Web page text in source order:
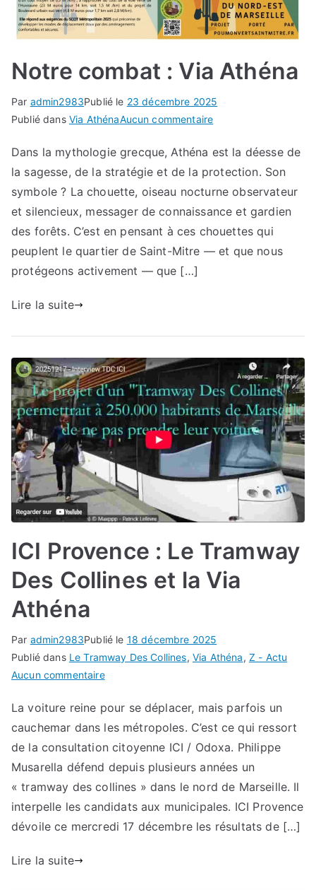
Notre combat : Via Athéna
Par admin2983Publié le 23 décembre 2025
Publié dans Via AthénaAucun commentairesur
combat
:
Via
Athéna
Dans la mythologie grecque, Athéna est la déesse de
la sagesse, de la stratégie et de la protection. Son
symbole ? La chouette, oiseau nocturne observateur
et silencieux, messager de connaissance et gardien
des forêts. C’est en pensant à ces chouettes qui
peuplent le quartier de Saint-Mitre — et que nous
protégeons activement — que […]
Lire la suite
ICI Provence : Le Tramway
Des Collines et la Via
Athéna
Par admin2983Publié le 18 décembre 2025
Publié dans Le Tramway Des Collines, Via Athéna, Z - Actu
Aucun commentairesur
Provence
:
Le
Tramway
Des
et
la
La voiture reine pour se déplacer, mais parfois un
cauchemar dans les métropoles. C’est ce qui ressort
de la consultation citoyenne ICI / Odoxa. Philippe
Musarella défend depuis plusieurs années un
« tramway des collines » dans le nord de Marseille. Il
interpelle les candidats aux municipales. ICI Provence
dévoile ce mercredi 17 décembre les résultats de […]
Lire la suite